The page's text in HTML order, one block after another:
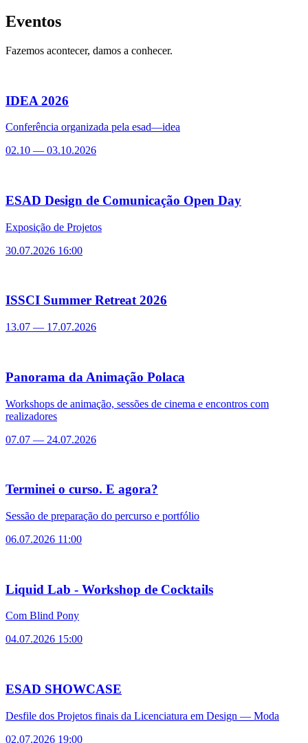
Eventos
Fazemos acontecer, damos a conhecer.
IDEA 2026
Conferência organizada pela esad—idea
02.10 — 03.10.2026
ESAD Design de Comunicação Open Day
Exposição de Projetos
30.07.2026 16:00
ISSCI Summer Retreat 2026
13.07 — 17.07.2026
Panorama da Animação Polaca
Workshops de animação, sessões de cinema e encontros com
realizadores
07.07 — 24.07.2026
Terminei o curso. E agora?
Sessão de preparação do percurso e portfólio
06.07.2026 11:00
Liquid Lab - Workshop de Cocktails
Com Blind Pony
04.07.2026 15:00
ESAD SHOWCASE
Desfile dos Projetos finais da Licenciatura em Design — Moda
02.07.2026 19:00